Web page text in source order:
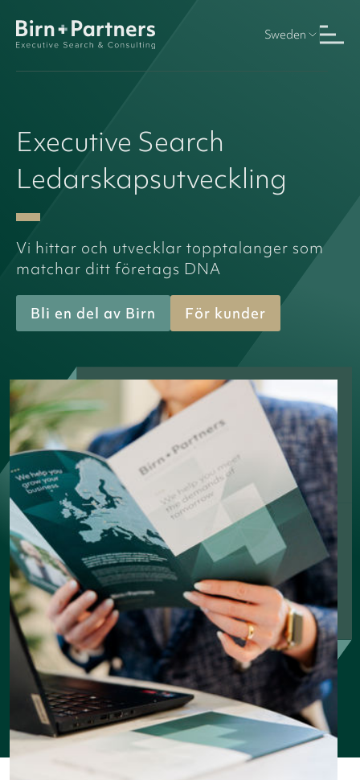
Sweden
Executive Search
Ledarskapsutveckling
Vi hittar och utvecklar topptalanger som
matchar ditt företags DNA
Bli en del av Birn För kunder